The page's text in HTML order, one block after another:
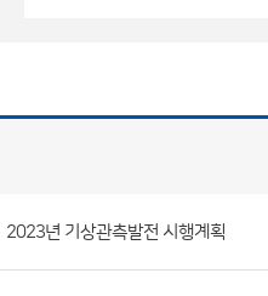
공
개
정
보
목
록
2023년 기상관측발전 시행계획